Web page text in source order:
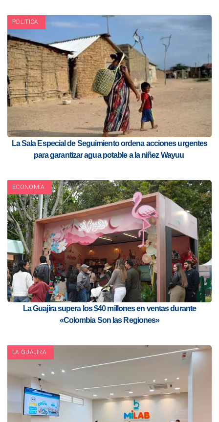
POLITICA
La Sala Especial de Seguimiento ordena acciones urgentes
para garantizar agua potable a la niñez Wayuu
ECONOMÍA
La Guajira supera los $40 millones en ventas durante
«Colombia Son las Regiones»
LA GUAJIRA